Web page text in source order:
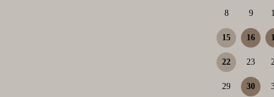
8 9
15 16
22 23
29 30